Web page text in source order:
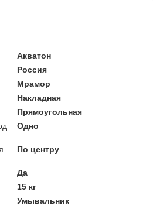
Акватон
Россия
Мрамор
Накладная
Прямоугольная
Одно
По центру
Да
15 кг
Умывальник